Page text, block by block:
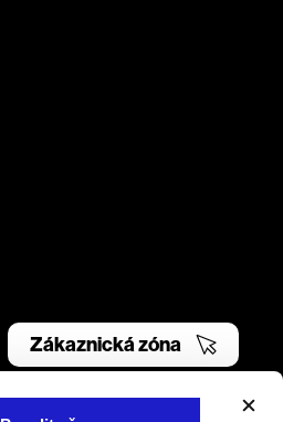
Zákaznická zóna